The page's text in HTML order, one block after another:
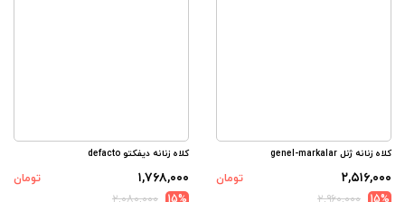
کلاه زنانه ژنل genel-markalar
۲,۵۱۶,۰۰۰
تومان
15%
۲,۹۶۰,۰۰۰
کلاه زنانه دیفکتو defacto
۱,۷۶۸,۰۰۰
تومان
15%
۲,۰۸۰,۰۰۰